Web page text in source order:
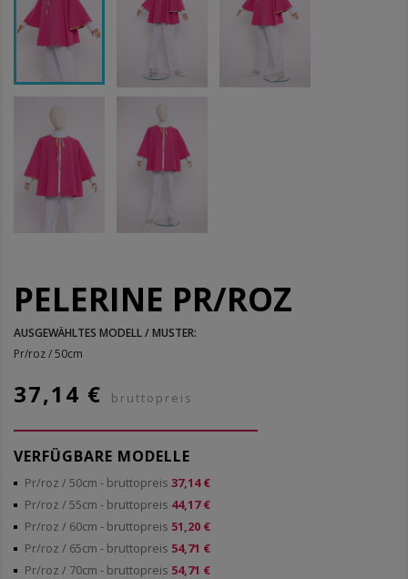
PELERINE PR/ROZ
AUSGEWÄHLTES MODELL / MUSTER:
Pr/roz / 50cm
37,14 € bruttopreis
VERFÜGBARE MODELLE
Pr/roz / 50cm - bruttopreis 37,14 €
Pr/roz / 55cm - bruttopreis 44,17 €
Pr/roz / 60cm - bruttopreis 51,20 €
Pr/roz / 65cm - bruttopreis 54,71 €
Pr/roz / 70cm - bruttopreis 54,71 €